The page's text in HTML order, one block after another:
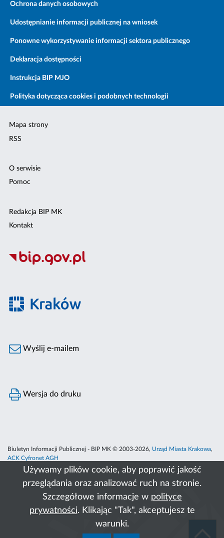
Używamy plików cookie, aby poprawić jakość
przeglądania oraz analizować ruch na stronie.
Szczegółowe informacje w polityce
prywatności. Klikając "Tak", akceptujesz te
warunki.
Ochrona danych osobowych
Udostępnianie informacji publicznej na wniosek
Ponowne wykorzystywanie informacji sektora publicznego
Deklaracja dostępności
Instrukcja BIP MJO
Polityka dotycząca cookies i podobnych technologii
Mapa strony
RSS
O serwisie
Pomoc
Redakcja BIP MK
Kontakt
Wyślij e-mailem
Wersja do druku
Biuletyn Informacji Publicznej - BIP MK © 2003-2026, Urząd Miasta Krakowa,
ACK Cyfronet AGH